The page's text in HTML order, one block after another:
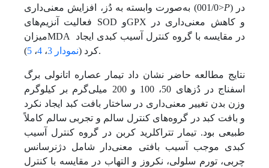
به‌صورت وابسته به دُز، افزایش معنی‌داری (001/0>P) در
فعالیت آنزیم‌های SOD وGPX و کاهش معنی‌داری در
میزانMDA در مقایسه با گروه کنترل آسیب کبدی ایجاد
کرد (نمودار 3 ، 4، 5 ).
نتایج مطالعه حاضر نشان داد تیمار عصاره اتانولی برگ
اسفناج در دُزهای 50، 100 و 200 میلی‌گرم بر کیلوگرم
وزن بدن تغییر معنی‌داری در ساختار بافت کبد ایجاد نکرد
و بافت کبد در گروه‌های کنترل سالم و تجربی سالم کاملاً
طبیعی بود. تیمار تتراکلرید کربن در گروه کنترل آسیب
کبدی موجب آسیب بافتی معنی‌دار شامل دژنرسانس
چربی، تورم سلولی، نکروز و التهاب در مقایسه با کنترل